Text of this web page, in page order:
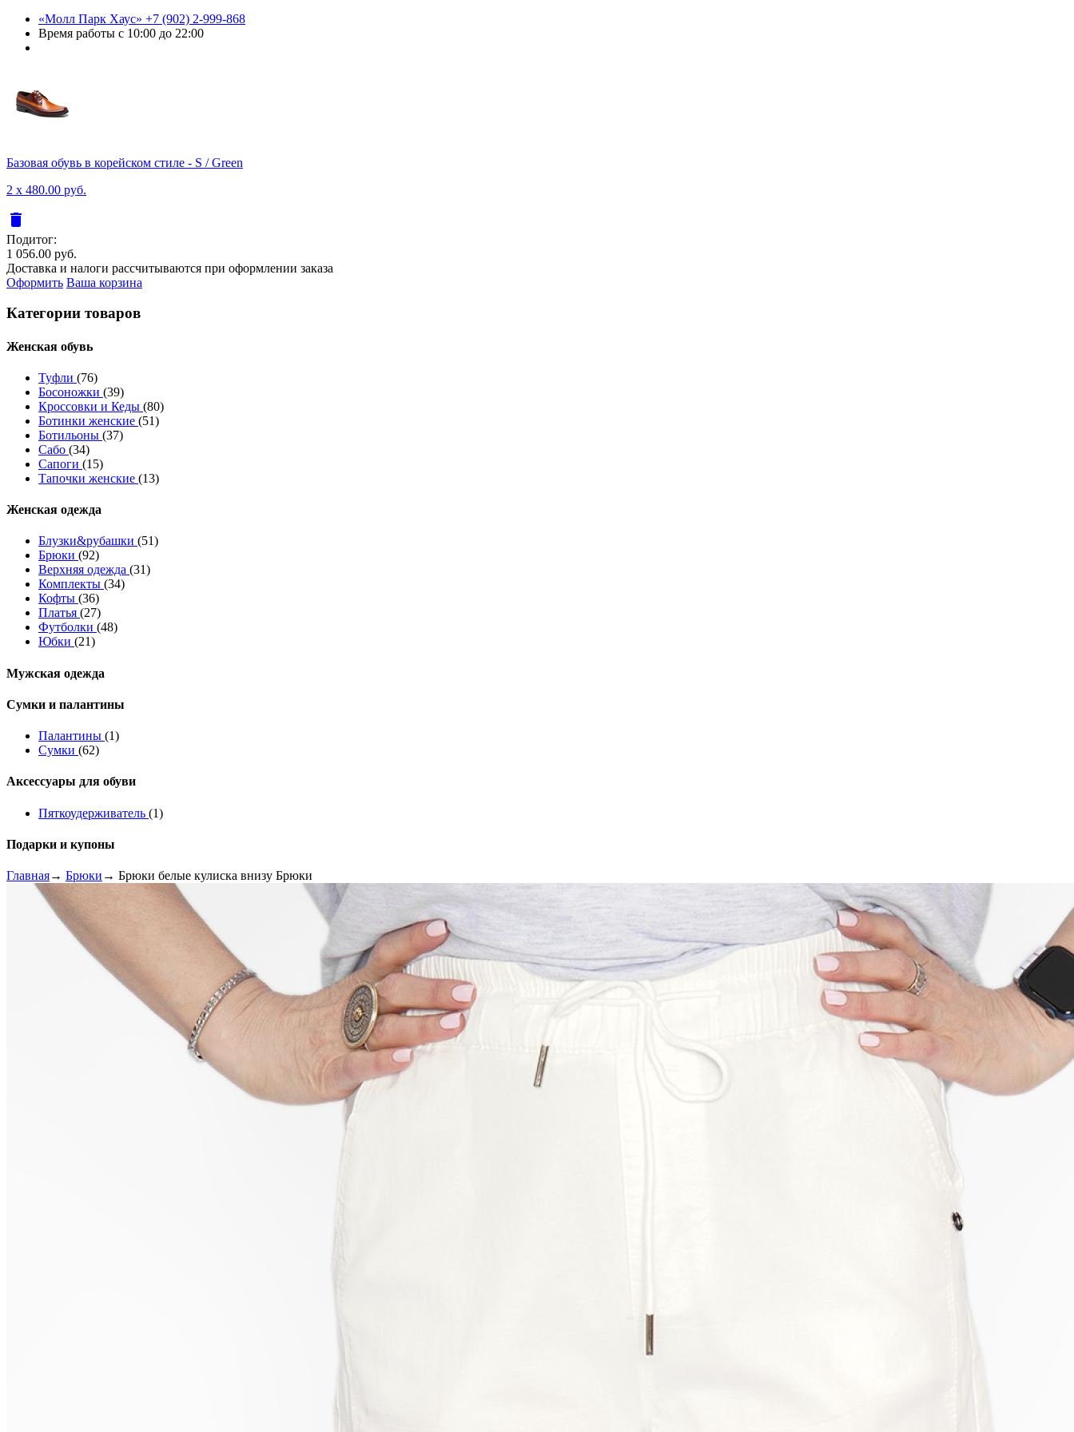
«Молл Парк Хаус» +7 (902) 2-999-868
Время работы с 10:00 до 22:00
Базовая обувь в корейском стиле - S / Green
2 x 480.00 руб.
delete
Подитог:
1 056.00 руб.
Доставка и налоги рассчитываются при оформлении заказа
Оформить Ваша корзина
Категории товаров
Женcкая обувь
Туфли (76)
Босоножки (39)
Кроссовки и Кеды (80)
Ботинки женские (51)
Ботильоны (37)
Сабо (34)
Сапоги (15)
Тапочки женские (13)
Женская одежда
Блузки&рубашки (51)
Брюки (92)
Верхняя одежда (31)
Комплекты (34)
Кофты (36)
Платья (27)
Футболки (48)
Юбки (21)
Мужская одежда
Сумки и палантины
Палантины (1)
Сумки (62)
Аксессуары для обуви
Пяткоудерживатель (1)
Подарки и купоны
Главная→ Брюки → Брюки белые кулиска внизу Брюки